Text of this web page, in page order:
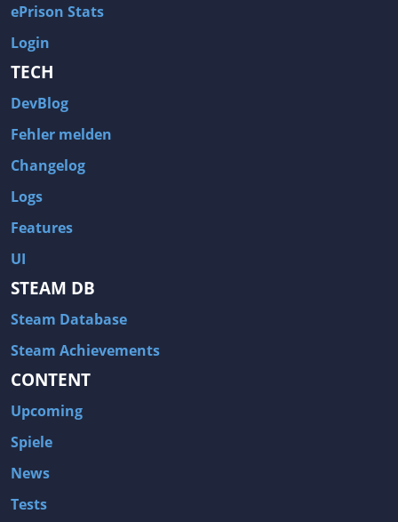
ePrison Stats
Login
TECH
DevBlog
Fehler melden
Changelog
Logs
Features
UI
STEAM DB
Steam Database
Steam Achievements
CONTENT
Upcoming
Spiele
News
Tests